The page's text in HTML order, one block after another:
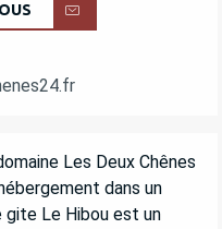
Les Deux Chênes
dans un
gite Le Hibou est un